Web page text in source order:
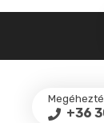
+36